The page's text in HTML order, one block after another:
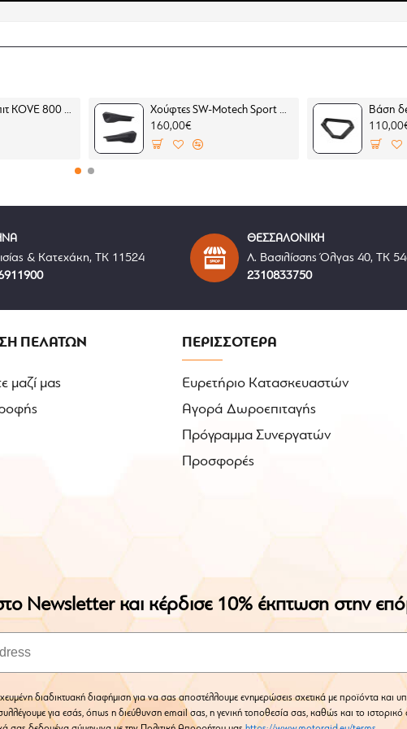
μπρελόκ μας
την Topcase
τις βάσεις topcase της εταιρίας SW-Motech, Street RACK και
Μπαράκι κόκπιτ KOVE 800 X PRO
Χούφτες SW-Motech Sport BMW F 450 GS (2 σημεία στήριξης)
160,00€
& Κατεχάκη, ΤΚ 11524
ΘΕΣΣΑΛΟΝΙΚΗ
Λ. Βασιλίσσης Όλγας 40, ΤΚ
2310833750
ΠΕΛΑΤΩΝ
μαζί μας
ΠΕΡΙΣΣΟΤΕΡΑ
Ευρετήριο Κατασκευαστών
Αγορά Δωροεπιταγής
Πρόγραμμα Συνεργατών
Προσφορές
Newsletter και κέρδισε 10% έκπτωση στην
διαδικτυακή διαφήμιση για να σας αποστέλλουμε ενημερώσεις σχετικά με προϊόντα και
για εσάς, όπως η διεύθυνση email σας, η γενική τοποθεσία σας, καθώς και το